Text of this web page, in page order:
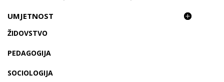
UMJETNOST
ŽIDOVSTVO
PEDAGOGIJA
SOCIOLOGIJA